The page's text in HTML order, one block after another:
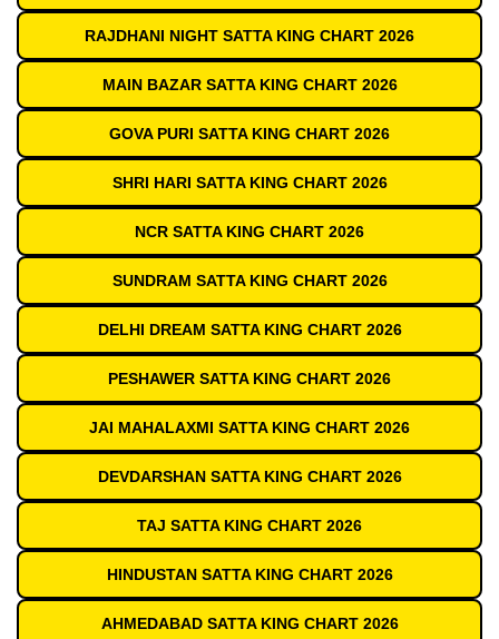
RAJDHANI NIGHT SATTA KING CHART 2026
MAIN BAZAR SATTA KING CHART 2026
GOVA PURI SATTA KING CHART 2026
SHRI HARI SATTA KING CHART 2026
NCR SATTA KING CHART 2026
SUNDRAM SATTA KING CHART 2026
DELHI DREAM SATTA KING CHART 2026
PESHAWER SATTA KING CHART 2026
JAI MAHALAXMI SATTA KING CHART 2026
DEVDARSHAN SATTA KING CHART 2026
TAJ SATTA KING CHART 2026
HINDUSTAN SATTA KING CHART 2026
AHMEDABAD SATTA KING CHART 2026